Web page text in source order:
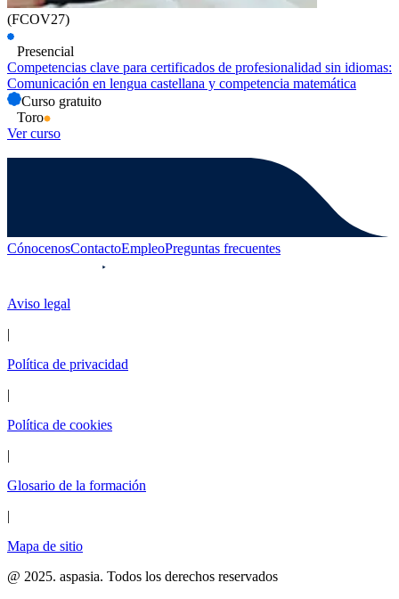
(FCOV27)
Presencial
Competencias clave para certificados de profesionalidad sin idiomas:
Comunicación en lengua castellana y competencia matemática
Curso gratuito
Toro
Ver curso
CónocenosContactoEmpleoPreguntas frecuentes
Aviso legal
|
Política de privacidad
|
Política de cookies
|
Glosario de la formación
|
Mapa de sitio
@ 2025. aspasia. Todos los derechos reservados